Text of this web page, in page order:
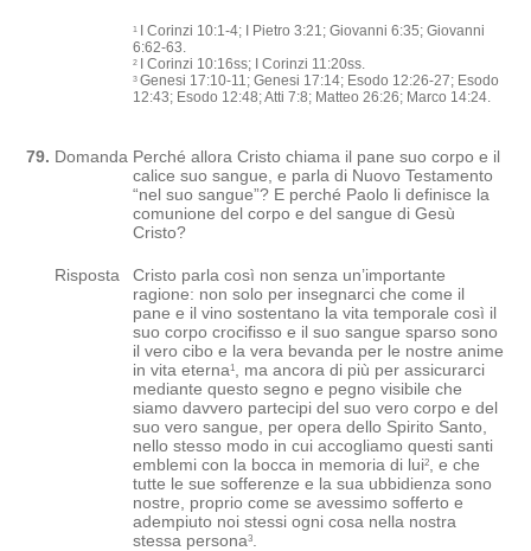
1 I Corinzi 10:1-4; I Pietro 3:21; Giovanni 6:35; Giovanni
6:62-63.
2 I Corinzi 10:16ss; I Corinzi 11:20ss.
3 Genesi 17:10-11; Genesi 17:14; Esodo 12:26-27; Esodo
12:43; Esodo 12:48; Atti 7:8; Matteo 26:26; Marco 14:24.
79. Domanda Perché allora Cristo chiama il pane suo corpo e il
calice suo sangue, e parla di Nuovo Testamento
“nel suo sangue”? E perché Paolo li definisce la
comunione del corpo e del sangue di Gesù
Cristo?
Risposta
Cristo parla così non senza un’importante
ragione: non solo per insegnarci che come il
pane e il vino sostentano la vita temporale così il
suo corpo crocifisso e il suo sangue sparso sono
il vero cibo e la vera bevanda per le nostre anime
in vita eterna1
, ma ancora di più per assicurarci
mediante questo segno e pegno visibile che
siamo davvero partecipi del suo vero corpo e del
suo vero sangue, per opera dello Spirito Santo,
nello stesso modo in cui accogliamo questi santi
emblemi con la bocca in memoria di lui2
, e che
tutte le sue sofferenze e la sua ubbidienza sono
nostre, proprio come se avessimo sofferto e
adempiuto noi stessi ogni cosa nella nostra
stessa persona3